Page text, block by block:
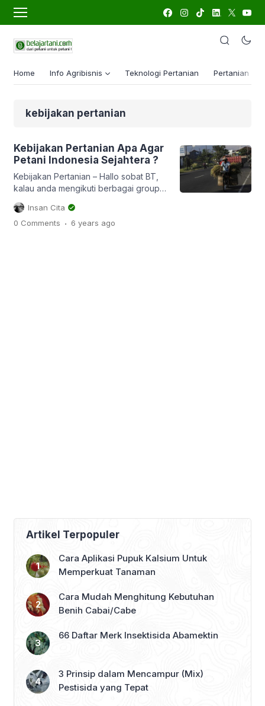
Home Info Agribisnis Teknologi Pertanian Pertanian
kebijakan pertanian
Kebijakan Pertanian Apa Agar
Petani Indonesia Sejahtera ?
Kebijakan Pertanian – Hallo sobat BT,
kalau anda mengikuti berbagai group
komunitas atau forum petani, tentu
anda akan memahami gambaran
bagaimana kondisi petani saat ini,
Insan Cita
0 Comments . 6 years ago
Artikel Terpopuler
Cara Aplikasi Pupuk Kalsium Untuk
Memperkuat Tanaman
Cara Mudah Menghitung Kebutuhan
Benih Cabai/Cabe
66 Daftar Merk Insektisida Abamektin
3 Prinsip dalam Mencampur (Mix)
Pestisida yang Tepat